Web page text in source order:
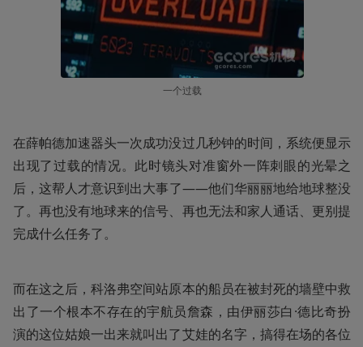
一个过载
在薛帕德加速器头一次成功没过几秒钟的时间，系统便显示
出现了过载的情况。此时镜头对准窗外一阵刺眼的光晕之
后，这帮人才意识到出大事了——他们华丽丽地给地球整没
了。再也没有地球来的信号、再也无法和家人通话、更别提
完成什么任务了。
而在这之后，科洛弗空间站原本的船员在被封死的墙壁中救
出了一个根本不存在的宇航员詹森，由伊丽莎白·德比奇扮
演的这位姑娘一出来就叫出了艾娃的名字，搞得在场的各位